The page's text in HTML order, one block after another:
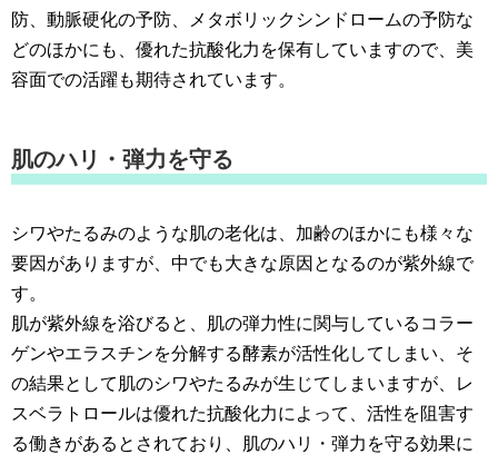
防、動脈硬化の予防、メタボリックシンドロームの予防な
どのほかにも、優れた抗酸化力を保有していますので、美
容面での活躍も期待されています。
肌のハリ・弾力を守る
シワやたるみのような肌の老化は、加齢のほかにも様々な
要因がありますが、中でも大きな原因となるのが紫外線で
す。
肌が紫外線を浴びると、肌の弾力性に関与しているコラー
ゲンやエラスチンを分解する酵素が活性化してしまい、そ
の結果として肌のシワやたるみが生じてしまいますが、レ
スベラトロールは優れた抗酸化力によって、活性を阻害す
る働きがあるとされており、肌のハリ・弾力を守る効果に